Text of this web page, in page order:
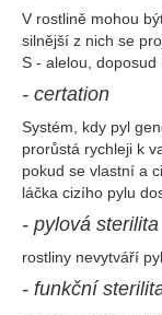
V rostlině mohou
silnější z nich se
S - alelou, doposud
- certation
Systém, kdy pyl
prorůstá rychleji k
pokud se vlastní a
láčka cizího pylu
- pylová sterilita
rostliny nevytváří
- funkční